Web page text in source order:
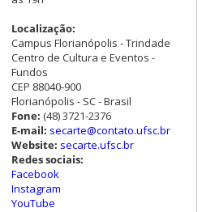
Localização:
Campus Florianópolis - Trindade
Centro de Cultura e Eventos -
Fundos
CEP 88040-900
Florianópolis - SC - Brasil
Fone: (48) 3721-2376
E-mail: secarte@contato.ufsc.br
Website: secarte.ufsc.br
Redes sociais:
Facebook
Instagram
YouTube